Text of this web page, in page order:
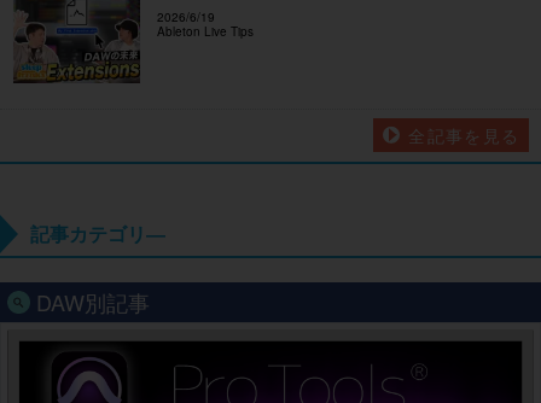
2026/6/19
Ableton Live Tips
全記事を見る
記事カテゴリ―
DAW別記事